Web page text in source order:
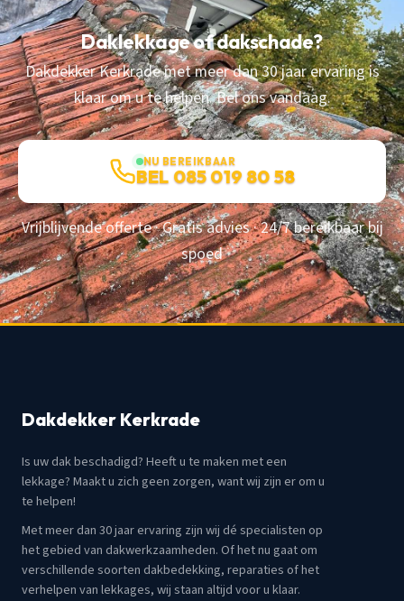
Daklekkage of dakschade?
Dakdekker Kerkrade met meer dan 30 jaar ervaring is
klaar om u te helpen. Bel ons vandaag.
NU BEREIKBAAR
BEL 085 019 80 58
Vrijblijvende offerte · Gratis advies · 24/7 bereikbaar bij
spoed
Dakdekker Kerkrade
Is uw dak beschadigd? Heeft u te maken met een
lekkage? Maakt u zich geen zorgen, want wij zijn er om u
te helpen!
Met meer dan 30 jaar ervaring zijn wij dé specialisten op
het gebied van dakwerkzaamheden. Of het nu gaat om
verschillende soorten dakbedekking, reparaties of het
verhelpen van lekkages, wij staan altijd voor u klaar.